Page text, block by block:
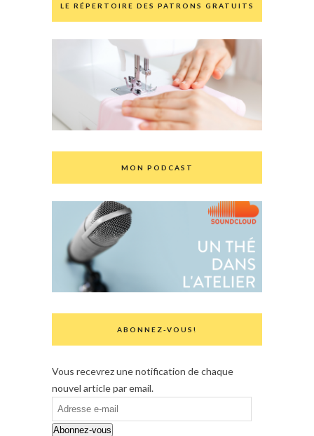
LE RÉPERTOIRE DES PATRONS GRATUITS
MON PODCAST
ABONNEZ-VOUS!
Vous recevrez une notification de chaque
nouvel article par email.
Adresse
e-
Abonnez-vous